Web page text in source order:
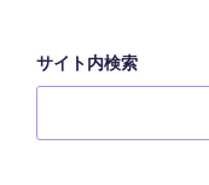
サイト内検索